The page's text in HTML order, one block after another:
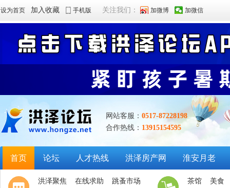
设为首页 加入收藏 手机版 关注我们： 加微博 加微信
网站客服： 0517-87228198
合作热线： 13915154595
首页 论坛 人才热线 洪泽房产网 淮安月老
洪泽聚焦 在线求助
跳蚤市场
茶馆
美食